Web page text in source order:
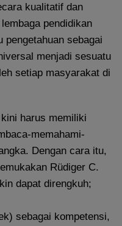
kualitatif dan
pendidikan
pengetahuan sebagai
menjadi sesuatu
setiap masyarakat di
harus memiliki
memahami-
Dengan cara itu,
Rüdiger C.
dapat direngkuh;
sebagai kompetensi,